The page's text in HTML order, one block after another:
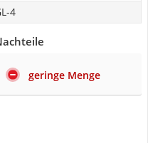
4
geringe Menge